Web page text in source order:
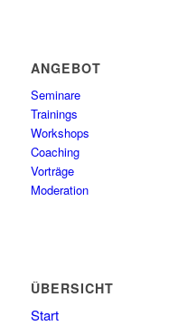
ANGEBOT
Seminare
Trainings
Workshops
Coaching
Vorträge
Moderation
ÜBERSICHT
Start